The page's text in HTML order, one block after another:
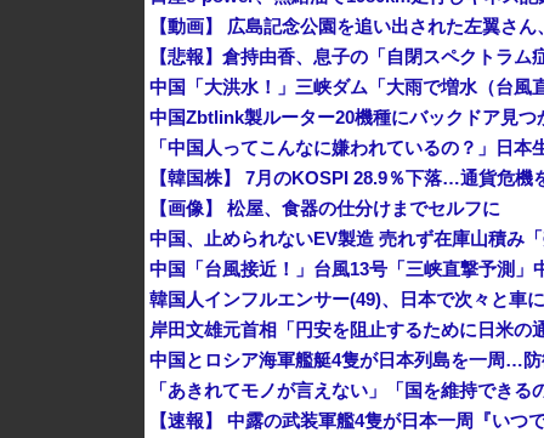
【動画】 広島記念公園を追い出された左翼さ
中国Zbtlink製ルーター20機種にバックドア見
「中国人ってこんなに嫌われているの？」日本
【韓国株】 7月のKOSPI 28.9％下落…通貨危機
【画像】 松屋、食器の仕分けまでセルフに
韓国人インフルエンサー(49)、日本で次々と車
中国とロシア海軍艦艇4隻が日本列島を一周…防
【速報】 中露の武装軍艦4隻が日本一周『いつ